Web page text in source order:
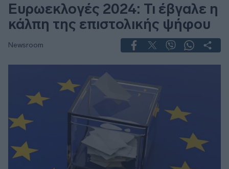
Ευρωεκλογές 2024: Τι έβγαλε η
κάλπη της επιστολικής ψήφου
Newsroom